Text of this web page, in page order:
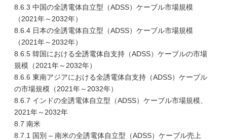
8.6.3 中国の全誘電体自立型（ADSS）ケーブル市場規模
（2021年～2032年）
8.6.4 日本の全誘電体自立型（ADSS）ケーブル市場規模
（2021年～2032年）
8.6.5 韓国における全誘電体自支持（ADSS）ケーブルの市場
規模（2021年～2032年）
8.6.6 東南アジアにおける全誘電体自支持（ADSS）ケーブル
の市場規模（2021年～2032年）
8.6.7 インドの全誘電体自立型（ADSS）ケーブル市場規模、
2021年～2032年
8.7 南米
8.7.1 国別 – 南米の全誘電体自立型（ADSS）ケーブル売上